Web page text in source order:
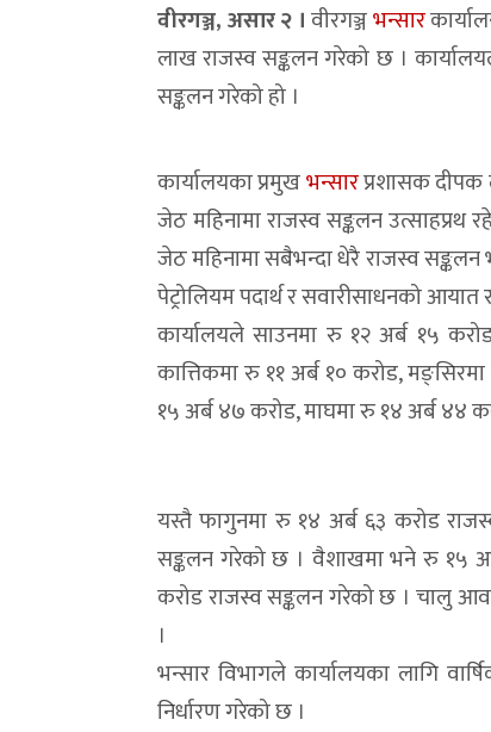
वीरगञ्ज, असार २ ।वीरगञ्जभन्सार
लाख राजस्व सङ्कलन गरेको छ ।
सङ्कलन गरेको हो ।
कार्यालयका प्रमुखभन्सारप्रशासक दीपक
जेठ महिनामा राजस्व सङ्कलन उत्साहप्रथ
जेठ महिनामा सबैभन्दा धेरै राजस्व सङ्कलन
पेट्रोलियम पदार्थ र सवारीसाधनको आयात
कार्यालयले साउनमा रु १२ अर्ब १५
कात्तिकमा रु ११ अर्ब १० करोड,
१५ अर्ब ४७ करोड, माघमा रु १४ अर्ब ४४
यस्तै फागुनमा रु १४ अर्ब ६३ करोड
सङ्कलन गरेको छ । वैशाखमा भने रु १५
करोड राजस्व सङ्कलन गरेको छ । चालु
।
भन्सार विभागले कार्यालयका लागि
निर्धारण गरेको छ ।